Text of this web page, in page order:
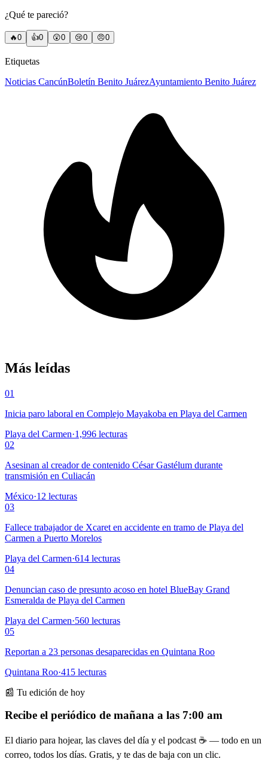
¿Qué te pareció?
🔥0 👍0 😲0 😢0 😠0
Etiquetas
Noticias CancúnBoletín Benito JuárezAyuntamiento Benito Juárez
Más leídas
01
Inicia paro laboral en Complejo Mayakoba en Playa del Carmen
Playa del Carmen·1,996 lecturas
02
Asesinan al creador de contenido César Gastélum durante
transmisión en Culiacán
México·12 lecturas
03
Fallece trabajador de Xcaret en accidente en tramo de Playa del
Carmen a Puerto Morelos
Playa del Carmen·614 lecturas
04
Denuncian caso de presunto acoso en hotel BlueBay Grand
Esmeralda de Playa del Carmen
Playa del Carmen·560 lecturas
05
Reportan a 23 personas desaparecidas en Quintana Roo
Quintana Roo·415 lecturas
📰 Tu edición de hoy
Recibe el periódico de mañana a las 7:00 am
El diario para hojear, las claves del día y el podcast ☕ — todo en un
correo, todos los días. Gratis, y te das de baja con un clic.